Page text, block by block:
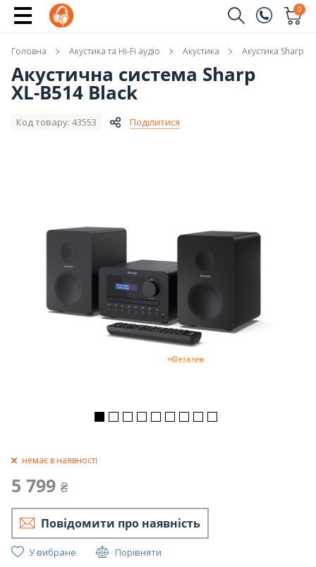
(096)
0
Ім'я
Головна Акустика та Hi-Fi аудіо Акустика Акустика Sharp
Акустична система Sharp
XL-B514 Black
Код товару: 43553 Поділитися
немає в наявності
5 799 ₴
Повідомити про наявність
У вибране Порівняти
Повідомити про наявність